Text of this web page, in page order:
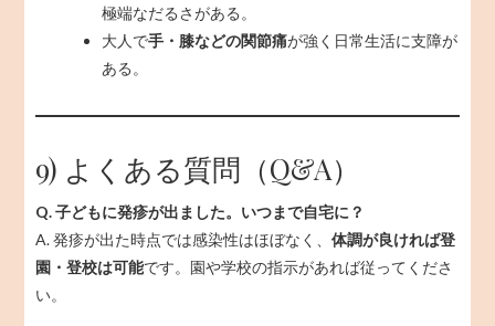
極端なだるさがある。
大人で手・膝などの関節痛が強く日常生活に支障が
ある。
9) よくある質問（Q&A）
Q. 子どもに発疹が出ました。いつまで自宅に？
A. 発疹が出た時点では感染性はほぼなく、体調が良ければ登
園・登校は可能です。園や学校の指示があれば従ってくださ
い。